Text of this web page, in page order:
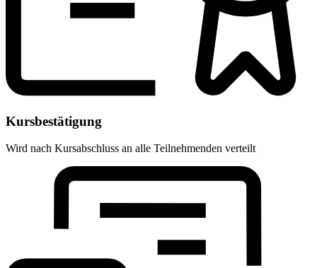
Kursbestätigung
Wird nach Kursabschluss an alle Teilnehmenden verteilt